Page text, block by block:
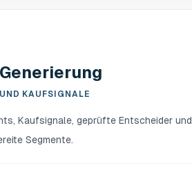
KAUFSIGNALE
Kaufsignale, geprüfte Entscheider und
Segmente.